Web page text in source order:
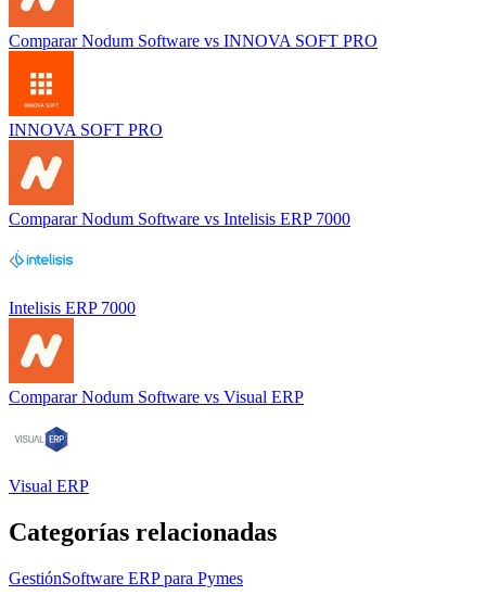
Comparar Nodum Software vs INNOVA SOFT PRO
INNOVA SOFT PRO
Comparar Nodum Software vs Intelisis ERP 7000
Intelisis ERP 7000
Comparar Nodum Software vs Visual ERP
Visual ERP
Categorías relacionadas
GestiónSoftware ERP para Pymes